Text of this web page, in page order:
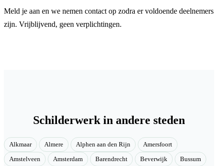
Meld je aan en we nemen contact op zodra er voldoende deelnemers
zijn. Vrijblijvend, geen verplichtingen.
Schilderwerk in andere steden
Alkmaar Almere Alphen aan den Rijn Amersfoort
Amstelveen Amsterdam Barendrecht Beverwijk Bussum